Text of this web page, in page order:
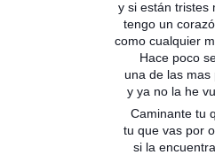
y si están tristes
tengo un
como cualquier
Hace poco
una de las mas
y ya no la he
Caminante tu
tu que vas por
si la